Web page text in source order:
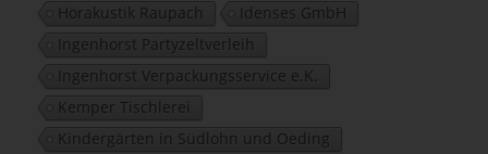
Hörakustik Raupach
Idenses GmbH
Ingenhorst Partyzeltverleih
Ingenhorst Verpackungsservice e.K.
Kemper Tischlerei
Kindergärten in Südlohn und Oeding